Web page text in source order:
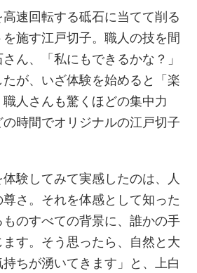
速回転する砥石に当てて削る
施す江戸切子。職人の技を間
ん、「私にもできるかな？」
が、いざ体験を始めると「楽
人さんも驚くほどの集中力
時間でオリジナルの江戸切子
体験してみて実感したのは、人
さ。それを体感として知った
のすべての背景に、誰かの手
す。そう思ったら、自然と大
ちが湧いてきます」と、上白